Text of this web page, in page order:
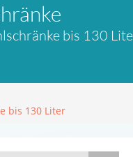
bis 130
bis 130 Liter